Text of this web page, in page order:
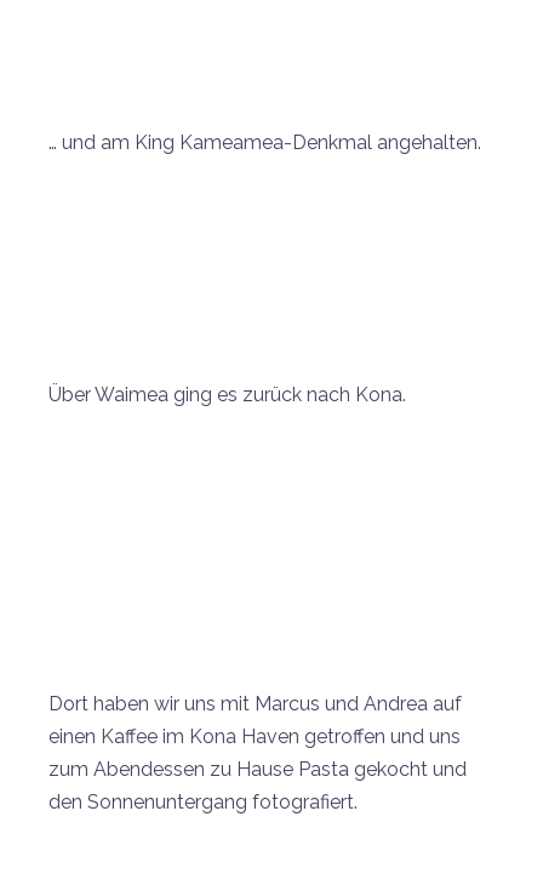
… und am King Kameamea-Denkmal angehalten.
Über Waimea ging es zurück nach Kona.
Dort haben wir uns mit Marcus und Andrea auf
einen Kaffee im Kona Haven getroffen und uns
zum Abendessen zu Hause Pasta gekocht und
den Sonnenuntergang fotografiert.